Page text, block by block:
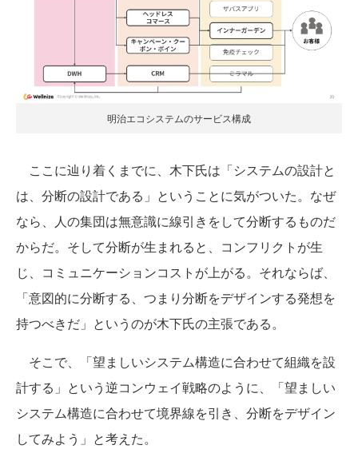
明治エコシステムのサービス構成
ここに辿り着くまでに、木下氏は「システムの設計と
は、分断の設計である」ということに気がついた。なぜ
なら、人の集団は無意識に線引きをして分断するものだ
からだ。そして分断が生まれると、コンフリクトが生
じ、コミュニケーションコストが上がる。それならば、
「意図的に分断する、つまり分断をデザインする発想を
持つべきだ」というのが木下氏の主張である。
そこで、「望ましいシステム構造に合わせて組織を設
計する」という逆コンウェイ戦略のように、「望ましい
システム構造に合わせて境界線を引き、分断をデザイン
してみよう」と考えた。